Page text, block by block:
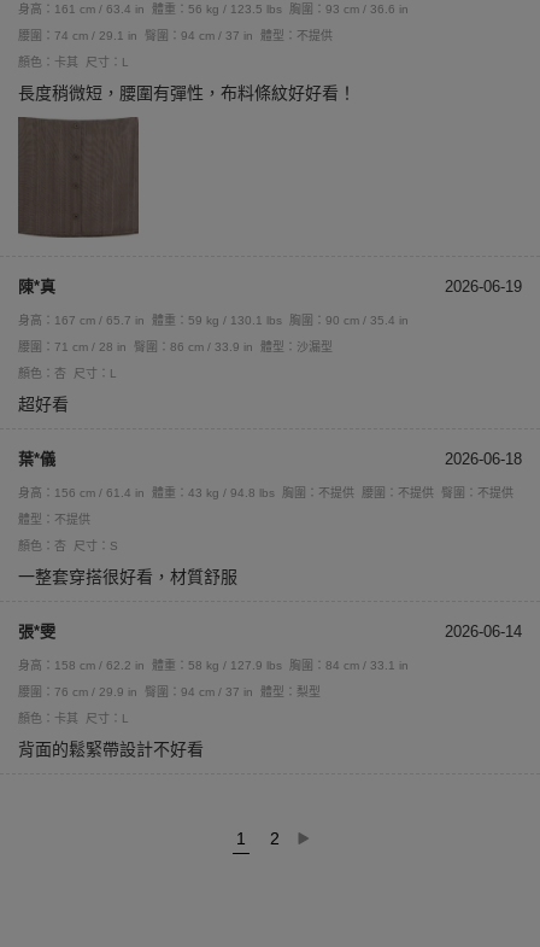
身高：161 cm / 63.4 in 體重：56 kg / 123.5 lbs
胸圍：93 cm / 36.6 in
腰圍：74 cm / 29.1 in
臀圍：94 cm / 37 in
體型：不提供
顏色：卡其
尺寸：L
長度稍微短，腰圍有彈性，布料條紋好好看！
陳*真 2026-06-19
身高：167 cm / 65.7 in 體重：59 kg / 130.1 lbs
胸圍：90 cm / 35.4 in
腰圍：71 cm / 28 in
臀圍：86 cm / 33.9 in
體型：沙漏型
顏色：杏
尺寸：L
超好看
葉*儀 2026-06-18
身高：156 cm / 61.4 in 體重：43 kg / 94.8 lbs 胸圍：不提供 腰圍：不提供
臀圍：不提供
體型：不提供
顏色：杏
尺寸：S
一整套穿搭很好看，材質舒服
張*雯 2026-06-14
身高：158 cm / 62.2 in 體重：58 kg / 127.9 lbs
胸圍：84 cm / 33.1 in
腰圍：76 cm / 29.9 in
臀圍：94 cm / 37 in
體型：梨型
顏色：卡其
尺寸：L
背面的鬆緊帶設計不好看
1 2